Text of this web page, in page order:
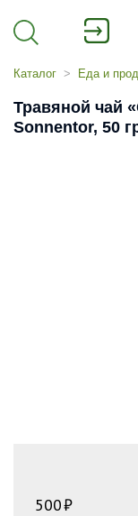
Каталог Еда и
Травяной чай
Sonnentor, 50
500